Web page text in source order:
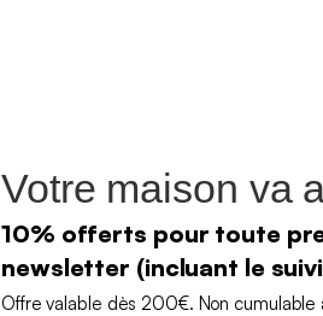
Votre maison va
10% offerts pour toute
newsletter (incluant le
Offre valable dès 200€. Non cumulable